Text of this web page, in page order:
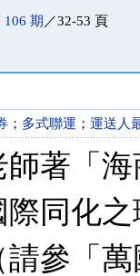
106 期 ／32-53 頁
； 多式聯運 ； 運送人
師著「
際同化
請參「